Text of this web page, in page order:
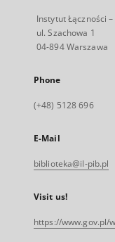
Instytut Łączności
ul. Szachowa 1
04-894 Warszawa
Phone
(+48) 5128 696
E-Mail
biblioteka@il-pib.pl
Visit us!
https://www.gov.pl/